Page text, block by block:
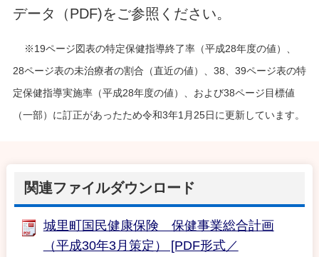
データ（PDF)をご参照ください。
※19ページ図表の特定保健指導終了率（平成28年度の値）、
28ページ表の未治療者の割合（直近の値）、38、39ページ表の特
定保健指導実施率（平成28年度の値）、および38ページ目標値
（一部）に訂正があったため令和3年1月25日に更新しています。
関連ファイルダウンロード
城里町国民健康保険 保健事業総合計画
（平成30年3月策定） [PDF形式／